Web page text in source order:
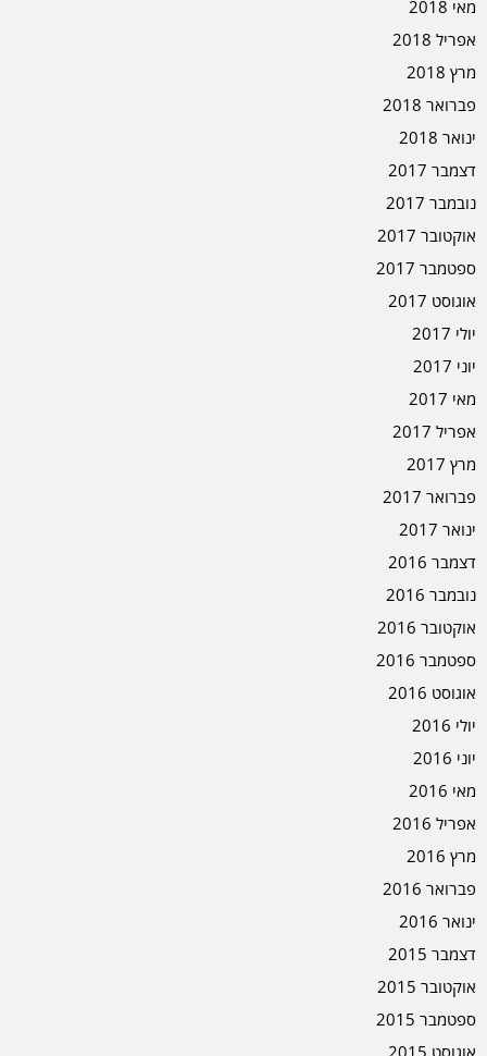
מאי 2018
אפריל 2018
מרץ 2018
פברואר 2018
ינואר 2018
דצמבר 2017
נובמבר 2017
אוקטובר 2017
ספטמבר 2017
אוגוסט 2017
יולי 2017
יוני 2017
מאי 2017
אפריל 2017
מרץ 2017
פברואר 2017
ינואר 2017
דצמבר 2016
נובמבר 2016
אוקטובר 2016
ספטמבר 2016
אוגוסט 2016
יולי 2016
יוני 2016
מאי 2016
אפריל 2016
מרץ 2016
פברואר 2016
ינואר 2016
דצמבר 2015
אוקטובר 2015
ספטמבר 2015